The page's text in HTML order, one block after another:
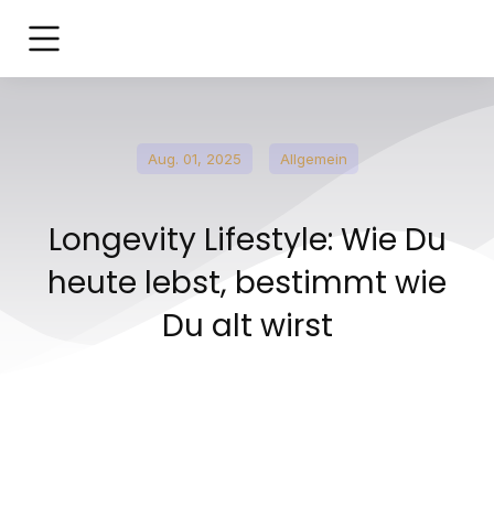
Aug. 01, 2025 Allgemein
Longevity Lifestyle: Wie Du
heute lebst, bestimmt wie
Du alt wirst